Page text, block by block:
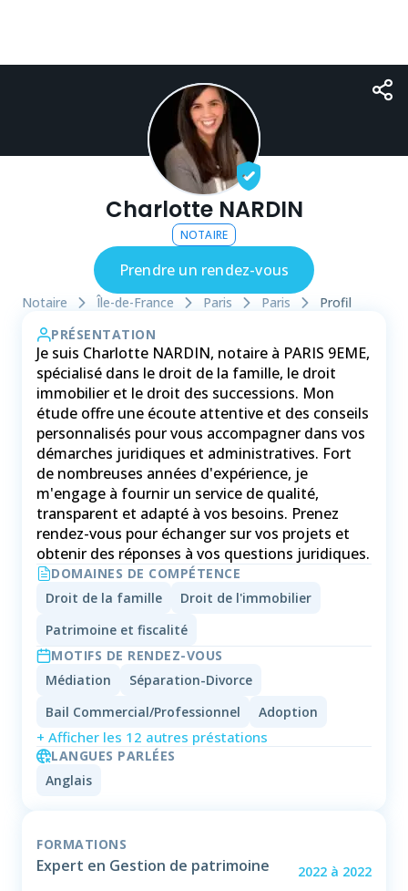
Charlotte NARDIN
NOTAIRE
Prendre un rendez-vous
Notaire Île-de-France Paris Paris
Profil
PRÉSENTATION
Je suis Charlotte NARDIN, notaire à PARIS 9EME,
spécialisé dans le droit de la famille, le droit
immobilier et le droit des successions. Mon
étude offre une écoute attentive et des conseils
personnalisés pour vous accompagner dans vos
démarches juridiques et administratives. Fort
de nombreuses années d'expérience, je
m'engage à fournir un service de qualité,
transparent et adapté à vos besoins. Prenez
rendez-vous pour échanger sur vos projets et
DOMAINES DE COMPÉTENCE
Droit de la famille
Droit de l'immobilier
Patrimoine et fiscalité
MOTIFS DE RENDEZ-VOUS
Médiation
Séparation-Divorce
Bail Commercial/Professionnel
Adoption
+ Afficher les 12 autres préstations
LANGUES PARLÉES
Anglais
FORMATIONS
Expert en Gestion de patrimoine 2022 à 2022